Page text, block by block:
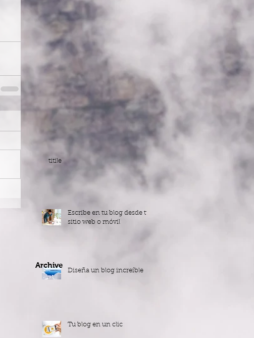
titile
Escribe en tu blog desde tu
sitio web o móvil
Diseña un blog increíble
Tu blog en un clic
Archive